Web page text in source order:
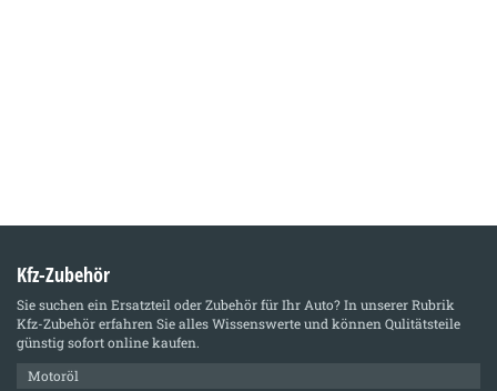
Kfz-Zubehör
Sie suchen ein Ersatzteil oder Zubehör für Ihr Auto? In unserer Rubrik
Kfz-Zubehörerfahren Sie alles Wissenswerte und können Qulitätsteile
günstig sofort online kaufen.
Motoröl